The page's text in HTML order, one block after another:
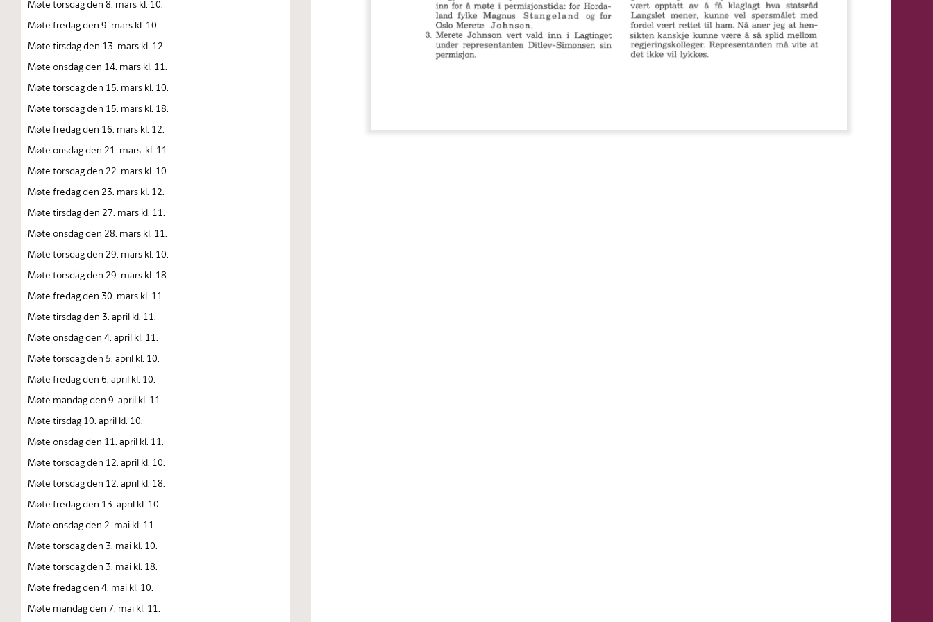
Møte torsdag den 8. mars kl. 10.
Møte fredag den 9. mars kl. 10.
Møte tirsdag den 13. mars kl. 12.
Møte onsdag den 14. mars kl. 11.
Møte torsdag den 15. mars kl. 10.
Møte torsdag den 15. mars kl. 18.
Møte fredag den 16. mars kl. 12.
Møte onsdag den 21. mars. kl. 11.
Møte torsdag den 22. mars kl. 10.
Møte fredag den 23. mars kl. 12.
Møte tirsdag den 27. mars kl. 11.
Møte onsdag den 28. mars kl. 11.
Møte torsdag den 29. mars kl. 10.
Møte torsdag den 29. mars kl. 18.
Møte fredag den 30. mars kl. 11.
Møte tirsdag den 3. april kl. 11.
Møte onsdag den 4. april kl. 11.
Møte torsdag den 5. april kl. 10.
Møte fredag den 6. april kl. 10.
Møte mandag den 9. april kl. 11.
Møte tirsdag 10. april kl. 10.
Møte onsdag den 11. april kl. 11.
Møte torsdag den 12. april kl. 10.
Møte torsdag den 12. april kl. 18.
Møte fredag den 13. april kl. 10.
Møte onsdag den 2. mai kl. 11.
Møte torsdag den 3. mai kl. 10.
Møte torsdag den 3. mai kl. 18.
Møte fredag den 4. mai kl. 10.
Møte mandag den 7. mai kl. 11.